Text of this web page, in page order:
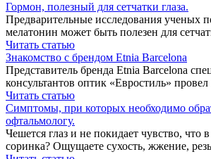
Гормон, полезный для сетчатки глаза.
Предварительные исследования ученых
мелатонин может быть полезен для
Читать статью
Знакомство с брендом Etnia Barcelona
Представитель бренда Etnia Barcelona
консультантов оптик «Евростиль»
Читать статью
Симптомы, при которых необходимо
офтальмологу.
Чешется глаз и не покидает чувство, что
соринка? Ощущаете сухость, жжение,